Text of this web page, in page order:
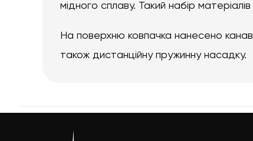
мідного сплаву. Такий набір
На поверхню ковпачка нанесено
також дистанційну пружинну насадку.